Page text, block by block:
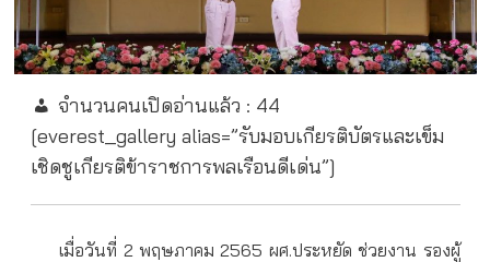
จำนวนคนเปิดอ่านแล้ว : 44
[everest_gallery alias=”รับมอบเกียรติบัตรและเข็ม
เชิดชูเกียรติข้าราชการพลเรือนดีเด่น”]
เมื่อวันที่ 2 พฤษภาคม 2565 ผศ.ประหยัด ช่วยงาน รองผู้